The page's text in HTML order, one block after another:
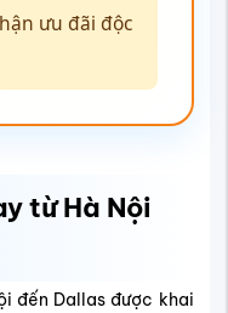
ưu đãi độc
từ Hà Nội
đến Dallas được khai